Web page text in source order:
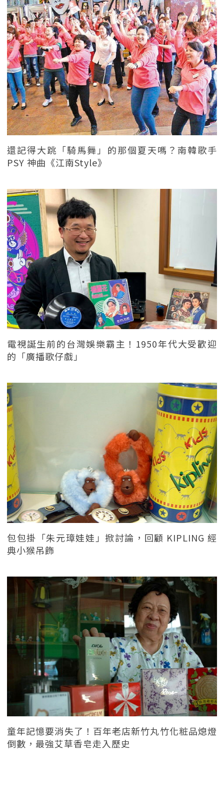
還記得大跳「騎馬舞」的那個夏天嗎？南韓歌手
PSY 神曲《江南Style》
電視誕生前的台灣娛樂霸主！1950年代大受歡迎
的「廣播歌仔戲」
包包掛「朱元璋娃娃」掀討論，回顧 KIPLING 經
典小猴吊飾
童年記憶要消失了！百年老店新竹丸竹化粧品熄燈
倒數，最強艾草香皂走入歷史